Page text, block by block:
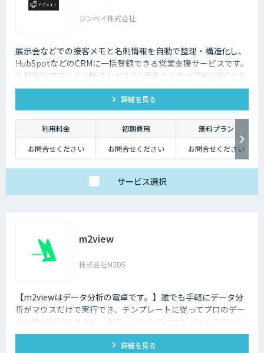
ジンベイ株式会社
展示会などでの接客メモと名刺情報を自動で整理・構造化し、
HubSpotなどのCRMに一括登録できる営業支援サービスです。
名刺管理アプリと分断されがちな“手書きメモや印象記録”を生
成AIで読み取ります。
詳細を見る
利用料金 初期費用
無料プラン
お問合せください
お問合せください お問合せください
サービス選択
m2view
株式会社M2DS
【m2viewはデータ分析の電卓です。】誰でも手軽にデータ分
析がマウスだけで実行でき、テンプレートに従ってプロのデー
タ分析が実行できます。タブレットやスマホなどマルチデバイ
ス対応で、ブラウザから利用できます。現状分析や需要予測な
ど高度なデータ分析があなたの社内で実現できます。
詳細を見る